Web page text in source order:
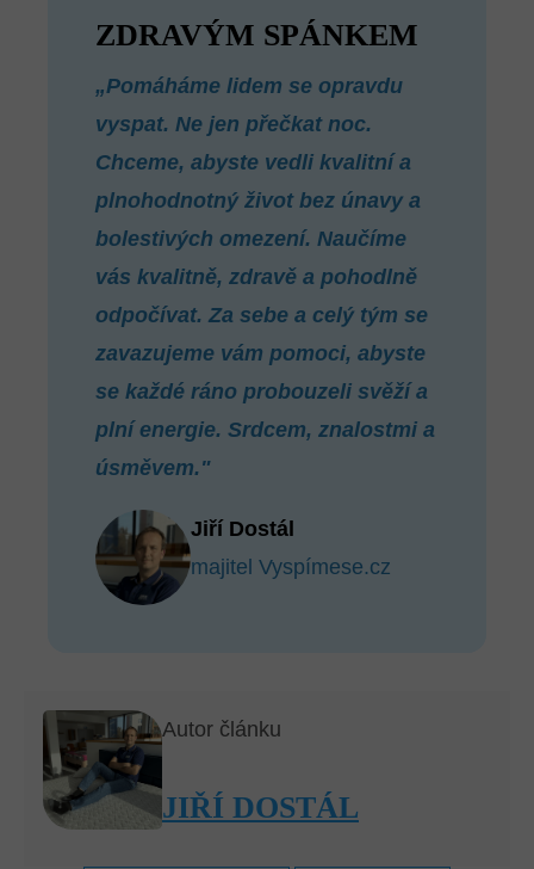
ZDRAVÝM SPÁNKEM
„Pomáháme lidem se opravdu
vyspat. Ne jen přečkat noc.
Chceme, abyste vedli kvalitní a
plnohodnotný život bez únavy a
bolestivých omezení. Naučíme
vás kvalitně, zdravě a pohodlně
odpočívat. Za sebe a celý tým se
zavazujeme vám pomoci, abyste
se každé ráno probouzeli svěží a
plní energie. Srdcem, znalostmi a
úsměvem."
Jiří Dostál
majitel Vyspímese.cz
Autor článku
JIŘÍ DOSTÁL